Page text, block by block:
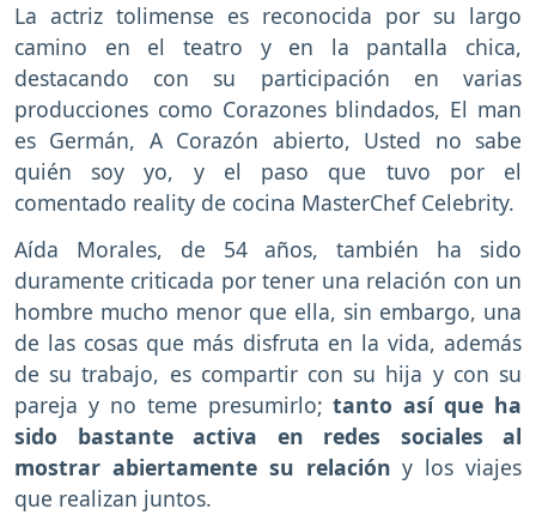
La actriz tolimense es reconocida por su largo
camino en el teatro y en la pantalla chica,
destacando con su participación en varias
producciones como Corazones blindados, El man
es Germán, A Corazón abierto, Usted no sabe
quién soy yo, y el paso que tuvo por el
comentado reality de cocina MasterChef Celebrity.
Aída Morales, de 54 años, también ha sido
duramente criticada por tener una relación con un
hombre mucho menor que ella, sin embargo, una
de las cosas que más disfruta en la vida, además
de su trabajo, es compartir con su hija y con su
pareja y no teme presumirlo; tanto así que ha
sido bastante activa en redes sociales al
mostrar abiertamente su relación y los viajes
que realizan juntos.